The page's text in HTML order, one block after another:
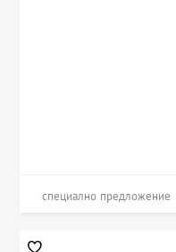
специално предложение